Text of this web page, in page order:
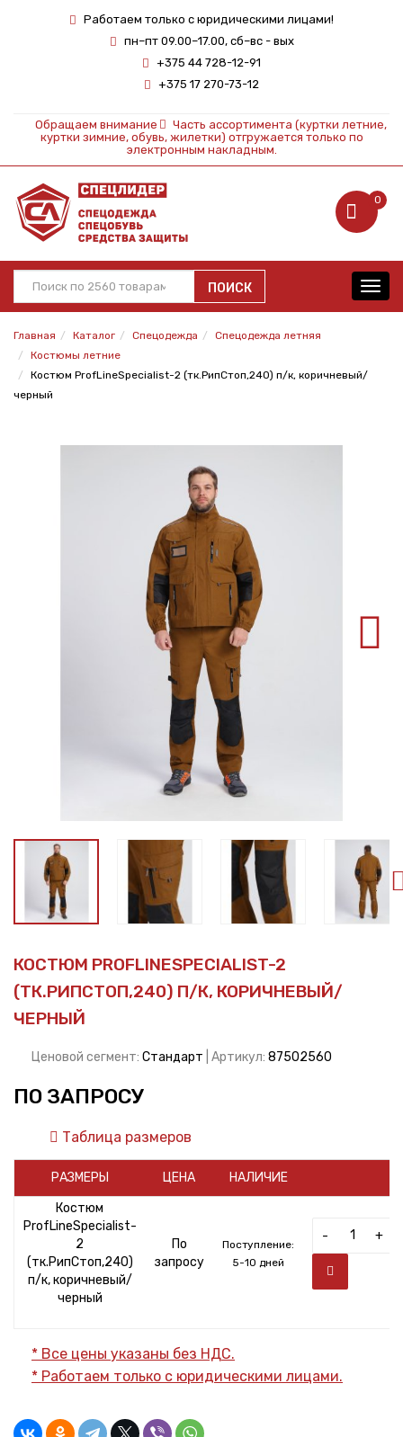
Работаем только с юридическими лицами!
пн–пт 09.00–17.00, сб–вс - вых
+375 44 728-12-91
+375 17 270-73-12
Обращаем внимание
Часть ассортимента (куртки летние,
куртки зимние, обувь, жилетки) отгружается только по
электронным накладным.
0
ПОИСК
Главная Каталог Спецодежда
Спецодежда летняя
Костюмы летние
Костюм ProfLineSpecialist-2 (тк.РипСтоп,240) п/к, коричневый/
черный
КОСТЮМ PROFLINESPECIALIST-2
(ТК.РИПСТОП,240) П/К, КОРИЧНЕВЫЙ/
ЧЕРНЫЙ
Ценовой сегмент: Стандарт | Артикул: 87502560
ПО ЗАПРОСУ
Таблица размеров
РАЗМЕРЫ ЦЕНА
НАЛИЧИЕ
Костюм
ProfLineSpecialist-
2
(тк.РипСтоп,240)
п/к, коричневый/
черный
По
запросу
Поступление:
5-10 дней
- +
* Все цены указаны без НДС.
* Работаем только с юридическими лицами.